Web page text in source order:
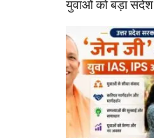
युवाओं को बड़ा संदेश